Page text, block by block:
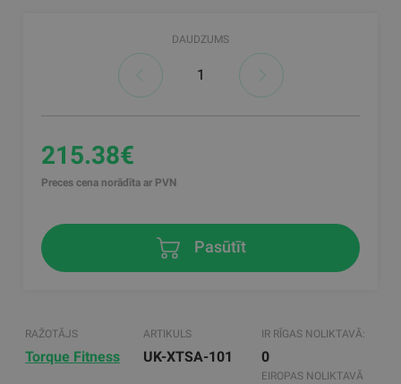
DAUDZUMS
215.38€
Preces cena norādīta ar PVN
Pasūtīt
RAŽOTĀJS
Torque Fitness
ARTIKULS
UK-XTSA-101
IR RĪGAS NOLIKTAVĀ:
0
EIROPAS NOLIKTAVĀ